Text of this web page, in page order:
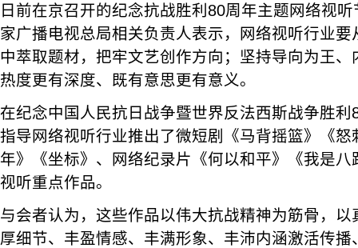
日前在京召开的纪念抗战胜利80周年主题网络视
家广播电视总局相关负责人表示，网络视听行业
中萃取题材，把牢文艺创作方向；坚持导向为王
热度更有深度、既有意思更有意义。
在纪念中国人民抗日战争暨世界反法西斯战争胜
指导网络视听行业推出了微短剧《马背摇篮》《怒
年》《坐标》、网络纪录片《何以和平》《我是
视听重点作品。
与会者认为，这些作品以伟大抗战精神为筋骨，
厚细节、丰盈情感、丰满形象、丰沛内涵激活传